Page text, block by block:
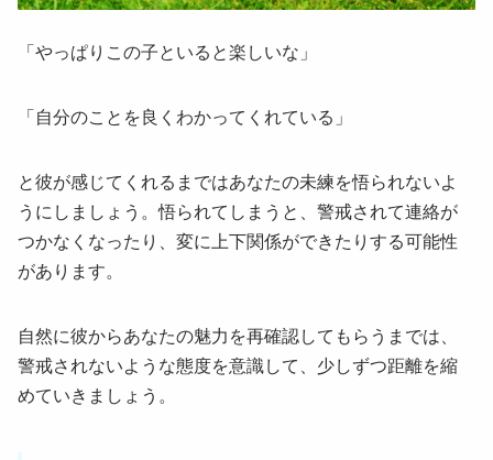
「やっぱりこの子といると楽しいな」
「自分のことを良くわかってくれている」
と彼が感じてくれるまではあなたの未練を悟られないよ
うにしましょう。悟られてしまうと、警戒されて連絡が
つかなくなったり、変に上下関係ができたりする可能性
があります。
自然に彼からあなたの魅力を再確認してもらうまでは、
警戒されないような態度を意識して、少しずつ距離を縮
めていきましょう。